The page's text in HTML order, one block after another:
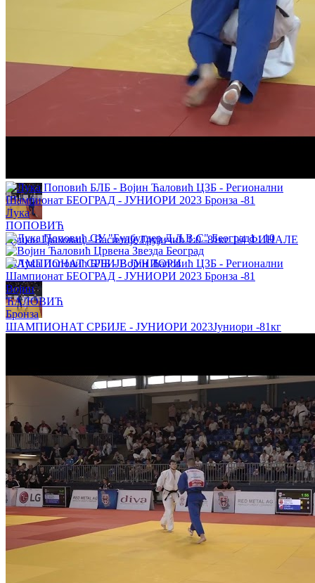
Вања Ђурђевић - Марија Ђокић 0:1 -63кг РЕПАСАЖ
ШАМПИОНАТ СРБИЈЕ ЈУНИОРИ
Душан Граховац - Василије Грујичић 1:0 -81кг 1/4 ФИНАЛЕ
ШАМПИОНАТ СРБИЈЕ ЈУНИОРИ
Анастасија Мандић - Милица Јовановић 1:0 -52кг 1. КРУГ
ШАМПИОНАТ СРБИЈЕ ЈУНИОРИ
Реља Момиров - Никола Пауновић 0:1 -66кг 1. КРУГ
Лука
ПОПОВИЋ
1:10
Војин
ЋАЛОВИЋ
Бронза
ШАМПИОНАТ СРБИЈЕ - ЈУНИОРИ 2023Јуниори -81кг